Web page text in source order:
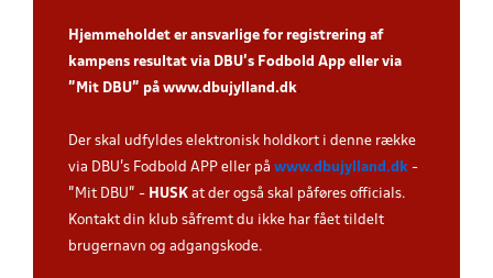
Hjemmeholdet er ansvarlige for registrering af
kampens resultat via DBU’s Fodbold App eller via
”Mit DBU” på www.dbujylland.dk.
Der skal udfyldes elektronisk holdkort i denne række
via DBU's Fodbold APP eller på www.dbujylland.dk -
"Mit DBU" - HUSK at der også skal påføres officials.
Kontakt din klub såfremt du ikke har fået tildelt
brugernavn og adgangskode.